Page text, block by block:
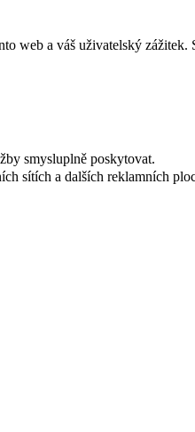
web a váš uživatelský zážitek.
smysluplně poskytovat.
sítích a dalších reklamních